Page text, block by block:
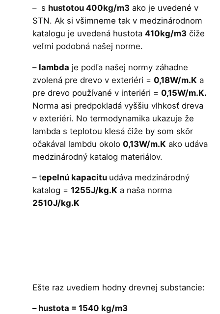
– s hustotou 400kg/m3 ako je uvedené v
STN. Ak si všimneme tak v medzinárodnom
katalogu je uvedená hustota410kg/m3 čiže
veľmi podobná našej norme.
– lambda je podľa našej normy záhadne
zvolená pre drevo v exteriéri =0,18W/m.K a
pre drevo používané v interiéri =0,15W/m.K.
Norma asi predpokladá vyššiu vlhkosť dreva
v exteriéri. No termodynamika ukazuje že
lambda s teplotou klesá čiže by som skôr
očakával lambdu okolo0,13W/m.K ako udáva
medzinárodný katalog materiálov.
– tepelnú kapacitu udáva medzinárodný
katalog =1255J/kg.K a naša norma
2510J/kg.K
Ešte raz uvediem hodny drevnej substancie:
– hustota = 1540 kg/m3